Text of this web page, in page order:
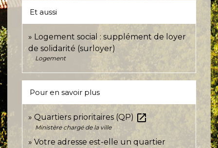
Et aussi
Logement social : supplément de loyer
de solidarité (surloyer)
Logement
Pour en savoir plus
Quartiers prioritaires (QP) open_in_new
Ministère chargé de la ville
Votre adresse est-elle un quartier